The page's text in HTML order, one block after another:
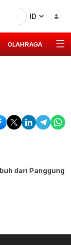
ID
OLAHRAGA GAYA
dari Panggung